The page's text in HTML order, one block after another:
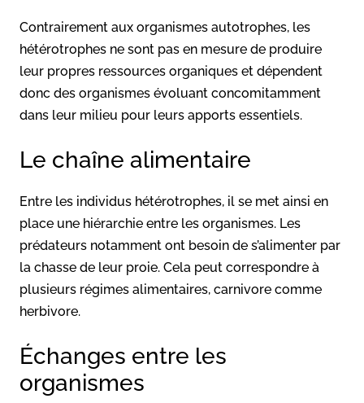
Contrairement aux organismes autotrophes, les
hétérotrophes ne sont pas en mesure de produire
leur propres ressources organiques et dépendent
donc des organismes évoluant concomitamment
dans leur milieu pour leurs apports essentiels.
Le chaîne alimentaire
Entre les individus hétérotrophes, il se met ainsi en
place une hiérarchie entre les organismes. Les
prédateurs notamment ont besoin de s’alimenter par
la chasse de leur proie. Cela peut correspondre à
plusieurs régimes alimentaires, carnivore comme
herbivore.
Échanges entre les
organismes